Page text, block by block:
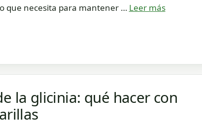
que necesita para mantener … Leer más
la glicinia: qué hacer con